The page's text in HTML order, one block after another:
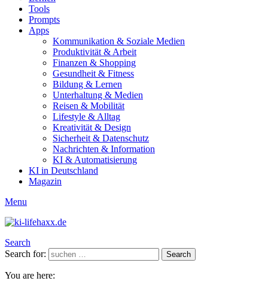
Tools
Prompts
Apps
Kommunikation & Soziale Medien
Produktivität & Arbeit
Finanzen & Shopping
Gesundheit & Fitness
Bildung & Lernen
Unterhaltung & Medien
Reisen & Mobilität
Lifestyle & Alltag
Kreativität & Design
Sicherheit & Datenschutz
Nachrichten & Information
KI & Automatisierung
KI in Deutschland
Magazin
Menu
Search
Search for:
Search
You are here: